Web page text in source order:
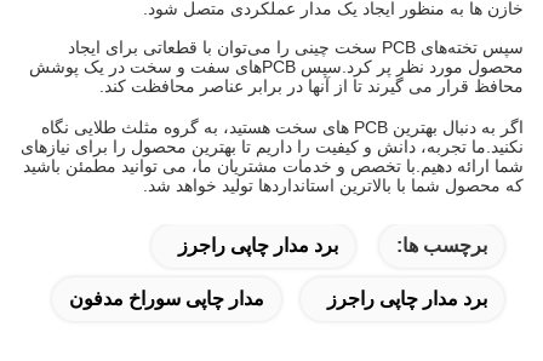
خازن ها به منظور ایجاد یک مدار عملکردی متصل شود.
سپس تخته‌های PCB سخت چینی را می‌توان با قطعاتی برای ایجاد
محصول مورد نظر پر کرد.سپس PCBهای سفت و سخت در یک پوشش
محافظ قرار می گیرند تا از آنها در برابر عناصر محافظت کند.
اگر به دنبال بهترین PCB های سخت هستید، به گروه مثلث طلایی نگاه
نکنید.ما تجربه، دانش و کیفیت را داریم تا بهترین محصول را برای نیازهای
شما ارائه دهیم.با تخصص و خدمات مشتریان ما، می توانید مطمئن باشید
که محصول شما با بالاترین استانداردها تولید خواهد شد.
برچسب ها: برد مدار چاپی راجرز
برد مدار چاپی راجرز مدار چاپی سوراخ مدفون